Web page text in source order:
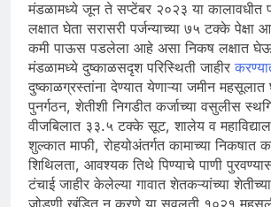
मंडळामध्ये जून ते सप्टेंबर २०२३ या कालावधीत
लक्षात घेता सरासरी पर्जन्याच्या ७५ टक्के पेक्षा
कमी पाऊस पडलेला आहे असा निकष लक्षात
मंडळामध्ये दुष्काळसदृश परिस्थिती जाहीर
दुष्काळग्रस्तांना देण्यात येणाऱ्या जमीन
पुनर्गठन, शेतीशी निगडीत कर्जाच्या वसुलीस
वीजबिलात ३३.५ टक्के सूट, शालेय व
शुल्कात माफी, रोहयोअंतर्गत कामाच्या निकषात
शिथिलता, आवश्यक तिथे पिण्याचे पाणी
टंचाई जाहीर केलेल्या गावात शेतकऱ्यांच्या
जोडणी खंडित न करणे या सवलती १०२१